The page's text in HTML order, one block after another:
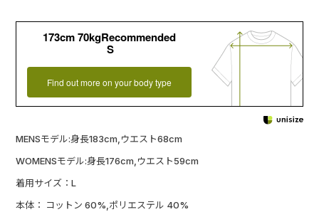
173cm 70kgRecommended
S
Find out more on your body type
MENSモデル:身長183cm,ウエスト68cm
WOMENSモデル:身長176cm,ウエスト59cm
着用サイズ：L
本体： コットン 60%,ポリエステル 40%